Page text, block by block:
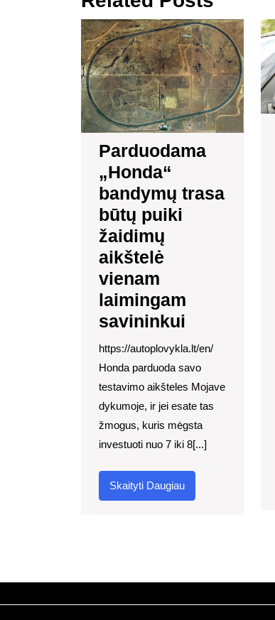
„Honda“
trasa
būtų
puiki
aikštelė
Parduodama
„Honda“
bandymų trasa
būtų puiki
žaidimų
aikštelė
vienam
laimingam
savininkui
https://autoplovykla.lt/en/
Honda parduoda savo
testavimo aikšteles Mojave
dykumoje, ir jei esate tas
žmogus, kuris mėgsta
investuoti nuo 7 iki 8[...]
Skaityti DaugiauSkaityti
Daugiau